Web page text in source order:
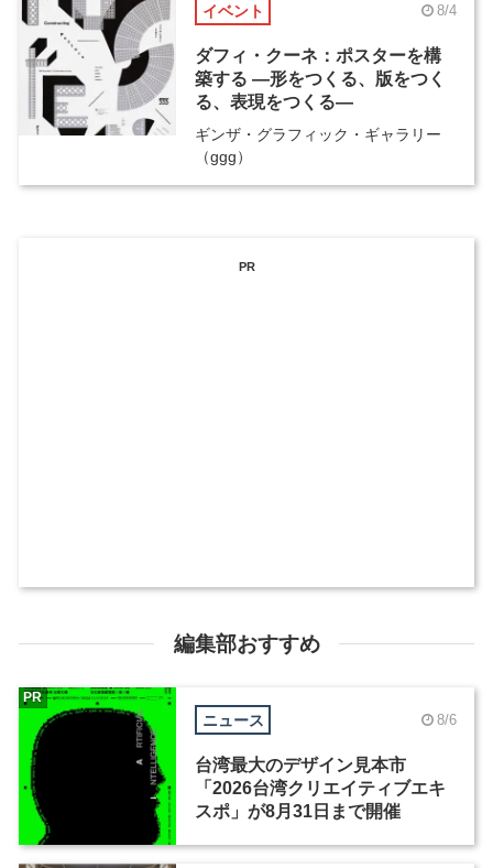
イベント 8/4
ダフィ・クーネ：ポスターを構
築する ―形をつくる、版をつく
る、表現をつくる―
ギンザ・グラフィック・ギャラリー
（ggg）
PR
編集部おすすめ
ニュース 8/6
台湾最大のデザイン見本市
「2026台湾クリエイティブエキ
スポ」が8月31日まで開催
PR